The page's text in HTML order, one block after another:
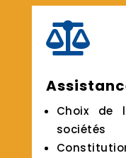

Choix de
sociétés